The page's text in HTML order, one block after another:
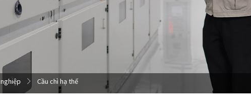
Cầu chì hạ thế